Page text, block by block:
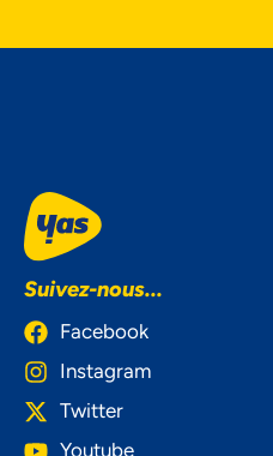
Suivez-nous...
Facebook
Instagram
Twitter
Youtube